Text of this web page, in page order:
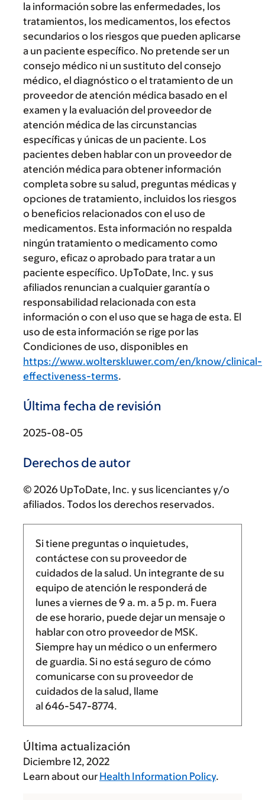
la información sobre las enfermedades, los
tratamientos, los medicamentos, los efectos
secundarios o los riesgos que pueden aplicarse
a un paciente específico. No pretende ser un
consejo médico ni un sustituto del consejo
médico, el diagnóstico o el tratamiento de un
proveedor de atención médica basado en el
examen y la evaluación del proveedor de
atención médica de las circunstancias
específicas y únicas de un paciente. Los
pacientes deben hablar con un proveedor de
atención médica para obtener información
completa sobre su salud, preguntas médicas y
opciones de tratamiento, incluidos los riesgos
o beneficios relacionados con el uso de
medicamentos. Esta información no respalda
ningún tratamiento o medicamento como
seguro, eficaz o aprobado para tratar a un
paciente específico. UpToDate, Inc. y sus
afiliados renuncian a cualquier garantía o
responsabilidad relacionada con esta
información o con el uso que se haga de esta. El
uso de esta información se rige por las
Condiciones de uso, disponibles en
https://www.wolterskluwer.com/en/know/clinical-
effectiveness-terms.
Última fecha de revisión
2025-08-05
Derechos de autor
© 2026 UpToDate, Inc. y sus licenciantes y/o
afiliados. Todos los derechos reservados.
Si tiene preguntas o inquietudes,
contáctese con su proveedor de
cuidados de la salud. Un integrante de su
equipo de atención le responderá de
lunes a viernes de 9 a. m. a5 p. m. Fuera
de ese horario, puede dejar un mensaje o
hablar con otro proveedor de MSK.
Siempre hay un médico o un enfermero
de guardia. Si no está seguro de cómo
comunicarse con su proveedor de
cuidados de la salud, llame
al 646-547-8774.
Última actualización
Diciembre 12, 2022
Learn about our Health Information Policy.